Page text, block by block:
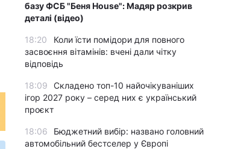
базу ФСБ "Беня House": Мадяр розкрив
деталі (відео)
18:20
Коли їсти помідори для повного
засвоєння вітамінів: вчені дали чітку
відповідь
18:09
Складено топ-10 найочікуваніших
ігор 2027 року – серед них є український
проєкт
18:06
Бюджетний вибір: названо головний
автомобільний бестселер у Європі